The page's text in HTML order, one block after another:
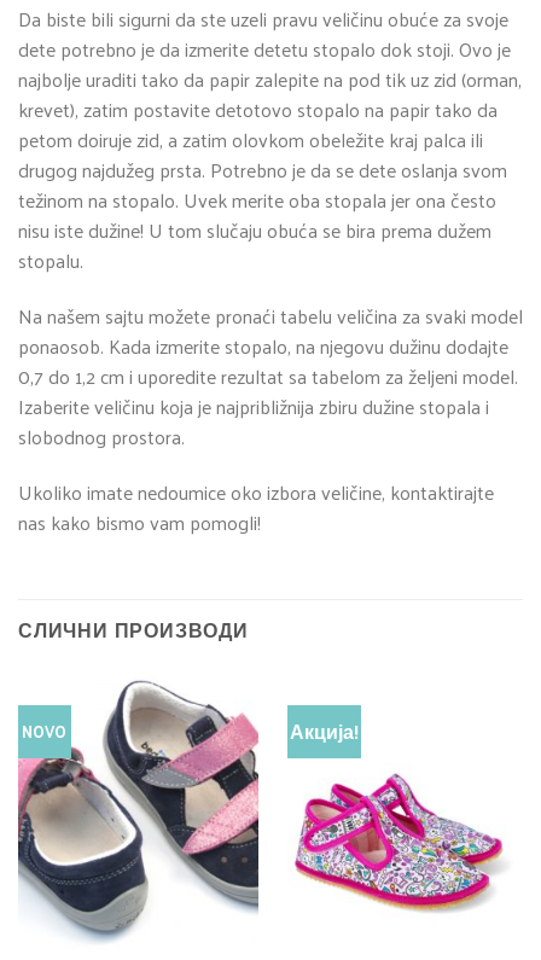
Da biste bili sigurni da ste uzeli pravu veličinu obuće za svoje
dete potrebno je da izmerite detetu stopalo dok stoji. Ovo je
najbolje uraditi tako da papir zalepite na pod tik uz zid (orman,
krevet), zatim postavite detotovo stopalo na papir tako da
petom doiruje zid, a zatim olovkom obeležite kraj palca ili
drugog najdužeg prsta. Potrebno je da se dete oslanja svom
težinom na stopalo. Uvek merite oba stopala jer ona često
nisu iste dužine! U tom slučaju obuća se bira prema dužem
stopalu.
Na našem sajtu možete pronaći tabelu veličina za svaki model
ponaosob. Kada izmerite stopalo, na njegovu dužinu dodajte
0,7 do 1,2 cm i uporedite rezultat sa tabelom za željeni model.
Izaberite veličinu koja je najpribližnija zbiru dužine stopala i
slobodnog prostora.
Ukoliko imate nedoumice oko izbora veličine, kontaktirajte
nas kako bismo vam pomogli!
СЛИЧНИ ПРОИЗВОДИ
NOVO Акција!